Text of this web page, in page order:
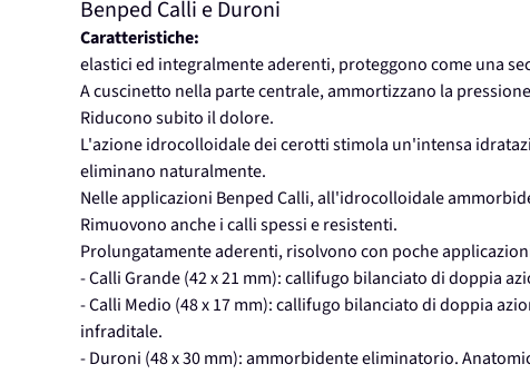
Benped Calli e Duroni
Caratteristiche:
elastici ed integralmente aderenti, proteggono come una
A cuscinetto nella parte centrale, ammortizzano la
Riducono subito il dolore.
L'azione idrocolloidale dei cerotti stimola un'intensa
eliminano naturalmente.
Nelle applicazioni Benped Calli, all'idrocolloidale
Rimuovono anche i calli spessi e resistenti.
Prolungatamente aderenti, risolvono con poche
- Calli Grande (42 x 21 mm): callifugo bilanciato di doppia
- Calli Medio (48 x 17 mm): callifugo bilanciato di doppia
infraditale.
- Duroni (48 x 30 mm): ammorbidente eliminatorio.